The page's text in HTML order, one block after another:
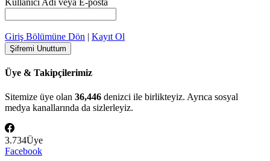
Kullanıcı Adı veya E-posta
Giriş Bölümüne Dön | Kayıt Ol
Üye & Takipçilerimiz
Sitemize üye olan 36,446 denizci ile birlikteyiz. Ayrıca sosyal
medya kanallarında da sizlerleyiz.
3.734Üye
Facebook